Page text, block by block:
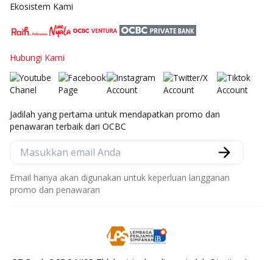
Ekosistem Kami
Hubungi Kami
Jadilah yang pertama untuk mendapatkan promo dan
penawaran terbaik dari OCBC
Email hanya akan digunakan untuk keperluan langganan
promo dan penawaran